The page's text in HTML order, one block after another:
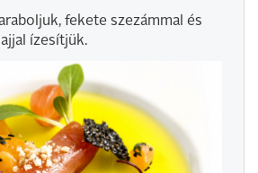
fekete szezámmal és
ízesítjük.